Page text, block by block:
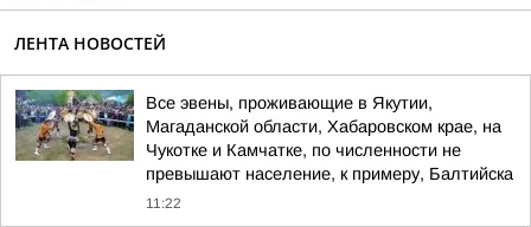
ЛЕНТА НОВОСТЕЙ
Все эвены, проживающие в Якутии,
Магаданской области, Хабаровском крае, на
Чукотке и Камчатке, по численности не
превышают население, к примеру, Балтийска
11:22